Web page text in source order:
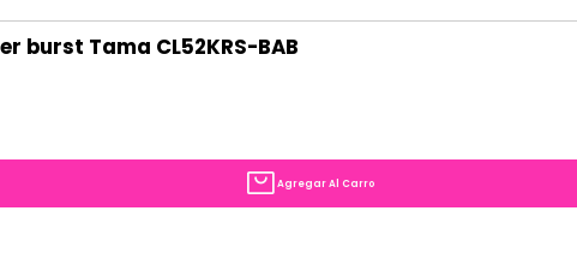
burst Tama CL52KRS-BAB
Agregar Al Carro